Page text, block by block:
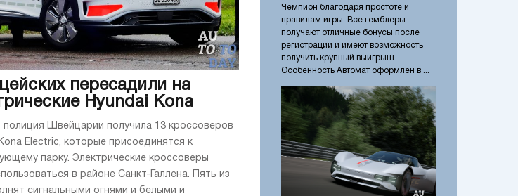
пересадили на
Hyundai Kona
полиция Швейцарии получила 13 кроссоверов
Electric, которые присоединятся к
парку. Электрические кроссоверы
в районе Санкт-Галлена. Пять из
сигнальными огнями и белыми и
Чемпион благодаря простоте и
правилам игры. Все гемблеры
получают отличные бонусы после
регистрации и имеют возможность
получить крупный выигрыш.
Особенность Автомат оформлен в ...